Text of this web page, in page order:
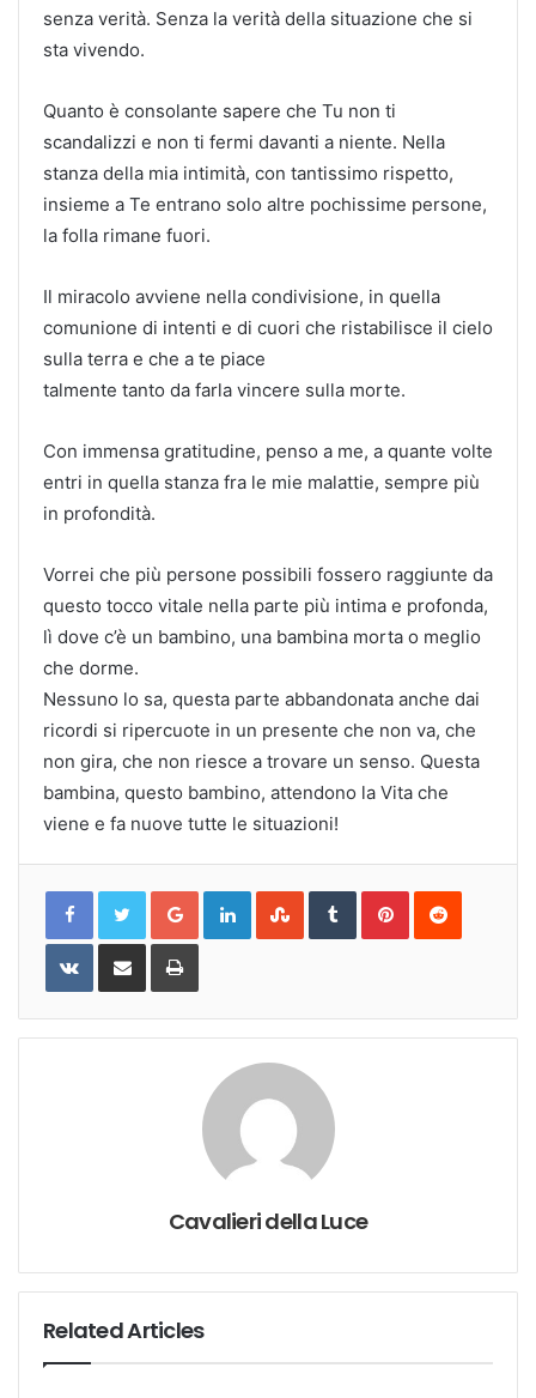
senza verità. Senza la verità della situazione che si
sta vivendo.
Quanto è consolante sapere che Tu non ti
scandalizzi e non ti fermi davanti a niente. Nella
stanza della mia intimità, con tantissimo rispetto,
insieme a Te entrano solo altre pochissime persone,
la folla rimane fuori.
Il miracolo avviene nella condivisione, in quella
comunione di intenti e di cuori che ristabilisce il cielo
sulla terra e che a te piace
talmente tanto da farla vincere sulla morte.
Con immensa gratitudine, penso a me, a quante volte
entri in quella stanza fra le mie malattie, sempre più
in profondità.
Vorrei che più persone possibili fossero raggiunte da
questo tocco vitale nella parte più intima e profonda,
lì dove c’è un bambino, una bambina morta o meglio
che dorme.
Nessuno lo sa, questa parte abbandonata anche dai
ricordi si ripercuote in un presente che non va, che
non gira, che non riesce a trovare un senso. Questa
bambina, questo bambino, attendono la Vita che
viene e fa nuove tutte le situazioni!
Google+LinkedInStumbleUpon
TumblrPinterestReddit
VKontakteShare
Email
Print
Cavalieri della Luce
Related Articles